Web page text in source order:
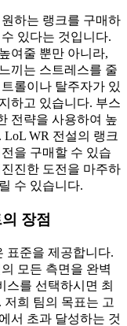
하는 랭크를 구매하
있다는 것입니다.
여줄 뿐만 아니라,
끼는 스트레스를 줄
롤이나 탈주자가 있
하고 있습니다. 부스
전략을 사용하여 높
WR 전설의 랭크
을 구매할 수 있습
진한 도전을 마주하
수 있습니다.
장점
표준을 제공합니다.
모든 측면을 완벽
스를 선택하시면 최
희 팀의 목표는 고
서 초과 달성하는 것